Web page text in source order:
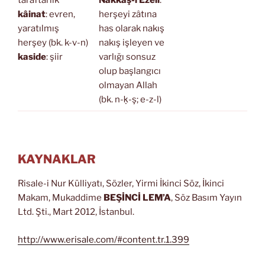
kâinat: evren,
yaratılmış
herşey (bk. k-v-n)
kaside: şiir
herşeyi zâtına
has olarak nakış
nakış işleyen ve
varlığı sonsuz
olup başlangıcı
olmayan Allah
(bk. n-ḳ-ş; e-z-l)
KAYNAKLAR
Risale-i Nur Külliyatı, Sözler, Yirmi İkinci Söz, İkinci
Makam, Mukaddime BEŞİNCİ LEM’A, Söz Basım Yayın
Ltd. Şti., Mart 2012, İstanbul.
http://www.erisale.com/#content.tr.1.399